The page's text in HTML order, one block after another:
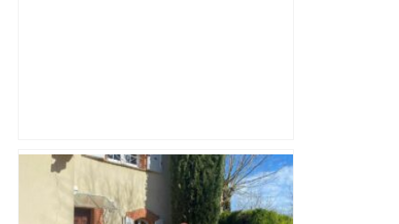
Après la fusion avec la liste PS
Toulouse, le candidat LFI salue "une
dynamique qui nous oblige à la